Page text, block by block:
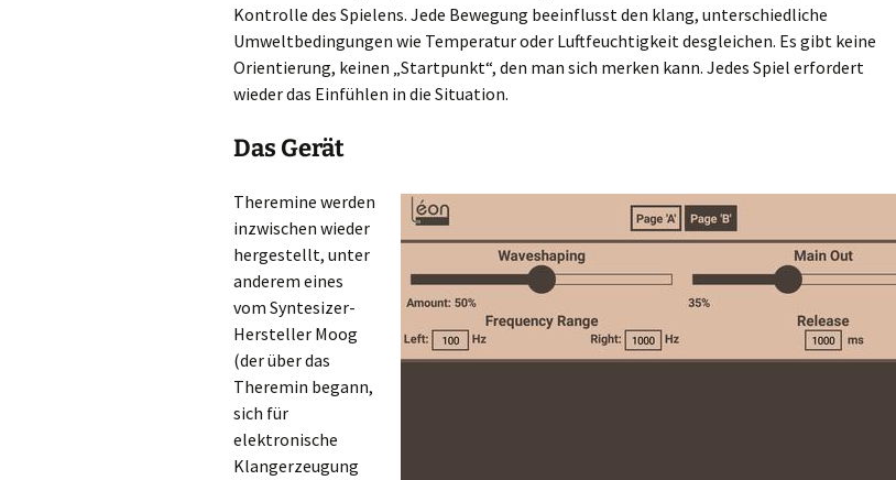
Kontrolle des Spielens. Jede Bewegung beeinflusst den klang, unterschiedliche
Umweltbedingungen wie Temperatur oder Luftfeuchtigkeit desgleichen. Es gibt keine
Orientierung, keinen „Startpunkt“, den man sich merken kann. Jedes Spiel erfordert
wieder das Einfühlen in die Situation.
Das Gerät
Theremine werden
inzwischen wieder
hergestellt, unter
anderem eines
vom Syntesizer-
Hersteller Moog
(der über das
Theremin begann,
sich für
elektronische
Klangerzeugung